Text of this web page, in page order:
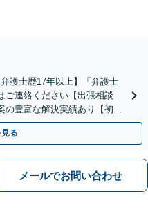
護士歴17年以上】「弁護士
ご連絡ください【出張相談
の豊富な解決実績あり【初回
ースもあります
る
メールでお問い合わせ